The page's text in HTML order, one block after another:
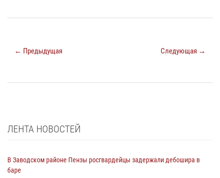
← Предыдущая Следующая →
ЛЕНТА НОВОСТЕЙ
В Заводском районе Пензы росгвардейцы задержали дебошира в
баре